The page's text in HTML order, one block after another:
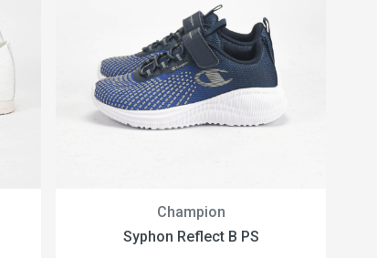
Champion
Syphon Reflect B PS